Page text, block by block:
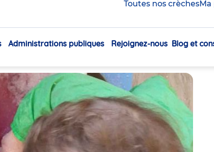
Toutes nos crèchesMa
Navigation
Administrations publiques Rejoignez-nous Blog et